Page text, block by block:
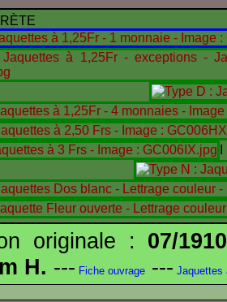
originale : 07/1910
H. --- Fiche ouvrage --- Jaquettes